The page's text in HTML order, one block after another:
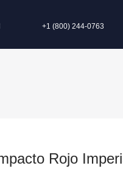
+1 (800) 244-0763
Rojo